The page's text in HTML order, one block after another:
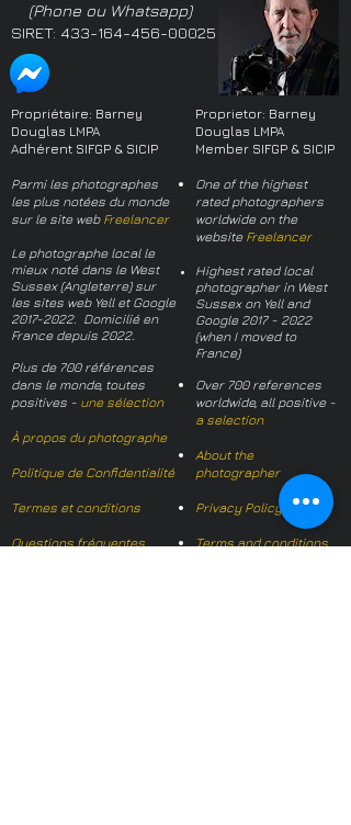
(Phone ou Whatsapp)
SIRET: 433-164-456-00025
Propriétaire: Barney
Douglas LMPA
Adhérent SIFGP & SICIP
Parmi les photographes
les plus notées du monde
sur le site web Freelancer
Le photographe local le
mieux noté dans le West
Sussex (Angleterre) sur
les sites web Yell et Google
2017-2022. Domicilié en
France depuis 2022.
Plus de 700 références
dans le monde, toutes
positives - une sélection
À propos du photographe
Politique de Confidentialité
Termes et conditions
Questions fréquentes
Proprietor: Barney
Douglas LMPA
Member SIFGP & SICIP
One of the highest
rated photographers
worldwide on the
website Freelancer
Highest rated local
photographer in West
Sussex on Yell and
Google 2017 - 2022
(when I moved to
France)
Over 700 references
worldwide, all positive -
a selection
About the
photographer
Privacy Policy
Terms and conditions